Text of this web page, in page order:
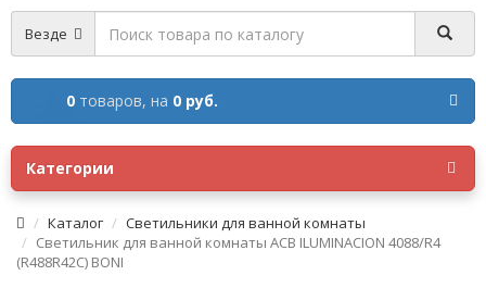
Везде
0 товаров, на 0 руб.
Категории
Каталог
Светильники для ванной комнаты
Светильник для ванной комнаты ACB ILUMINACION 4088/R4
(R488R42C) BONI